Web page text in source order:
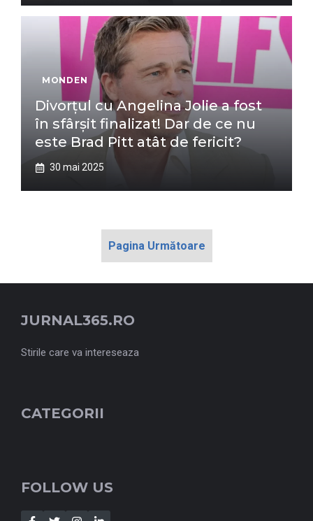
MONDEN
Divorțul cu Angelina Jolie a fost
în sfârșit finalizat! Dar de ce nu
este Brad Pitt atât de fericit?
30 mai 2025
Pagina Următoare
JURNAL365.RO
Stirile care va intereseaza
CATEGORII
FOLLOW US